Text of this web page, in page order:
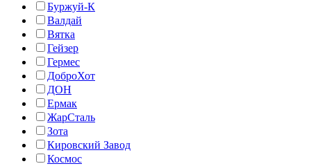
Буржуй-К
Валдай
Вятка
Гейзер
Гермес
ДоброХот
ДОН
Ермак
ЖарСталь
Зота
Кировский Завод
Космос